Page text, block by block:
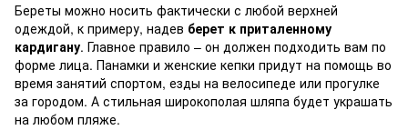
Береты можно носить фактически с любой верхней
одеждой, к примеру, надев берет к приталенному
кардигану. Главное правило – он должен подходить вам по
форме лица. Панамки и женские кепки придут на помощь во
время занятий спортом, езды на велосипеде или прогулке
за городом. А стильная широкополая шляпа будет украшать
на любом пляже.